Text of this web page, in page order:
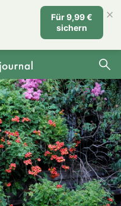
Für 9,99 €
sichern
×